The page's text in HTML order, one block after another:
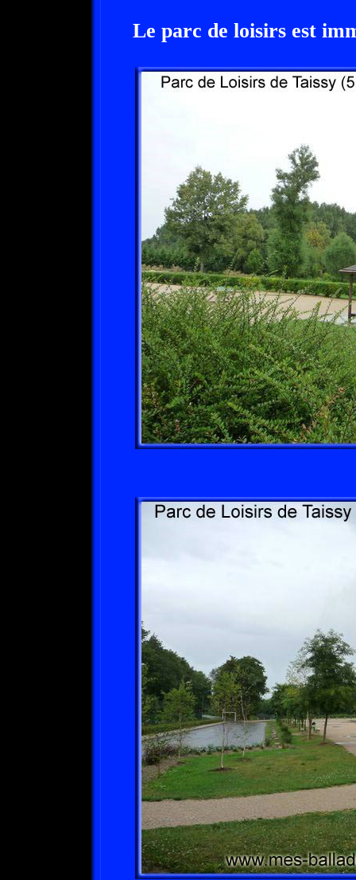
Le parc de loisirs est